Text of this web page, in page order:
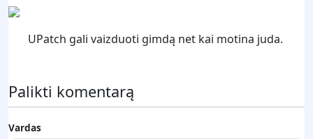
UPatch gali vaizduoti gimdą net kai motina juda.
Palikti komentarą
Vardas